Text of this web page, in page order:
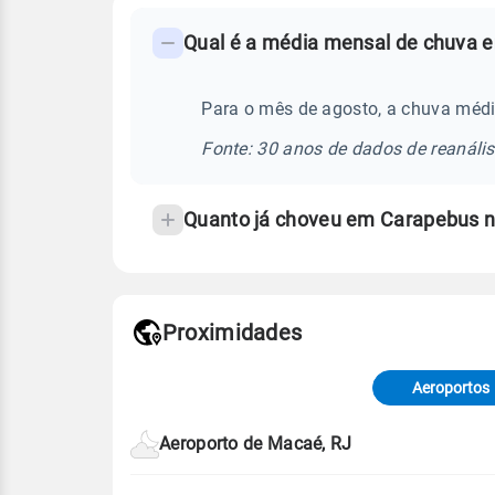
frequentes
temperatura
Qual é a média mensal de chuva
Para o mês de agosto, a chuva
Fonte: 30 anos de dados de
Quanto já choveu em Carapebus
de Tempo e Estudos Climáticos
Proximidades
Aeroportos
Aeroporto de Macaé, RJ